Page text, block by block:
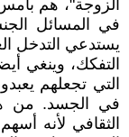
الزوجة"، هم
في المسائل
يستدعي التدخل
التفكك، وينغي
التي تجعلهم
في الجسد. من
الثقافي لأنه